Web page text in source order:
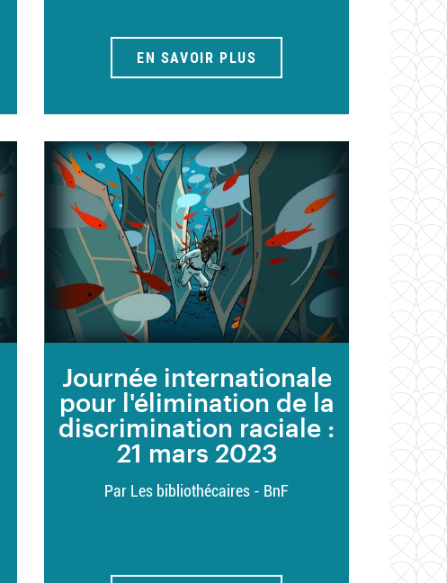
EN SAVOIR PLUS
Journée internationale
pour l'élimination de la
discrimination raciale :
21 mars 2023
Par Les bibliothécaires - BnF